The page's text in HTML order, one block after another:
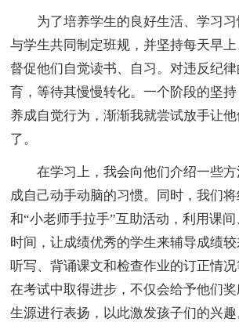
为了培养学生的良好生活、学习习
与学生共同制定班规，并坚持每天早上
督促他们自觉读书、自习。对违反纪
育，等待其慢慢转化。一个阶段的坚
养成自觉行为，渐渐我就尝试放手让
了。
在学习上，我会向他们介绍一些方
成自己动手动脑的习惯。同时，我们
和“小老师手拉手”互助活动，利用课
时间，让成绩优秀的学生来辅导成绩
听写、背诵课文和检查作业的订正情
在考试中取得进步，不仅会给予他们
生源进行表扬，以此激发孩子们的兴